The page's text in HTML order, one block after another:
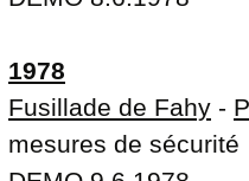
1978
Fusillade de Fahy -
mesures de sécurité